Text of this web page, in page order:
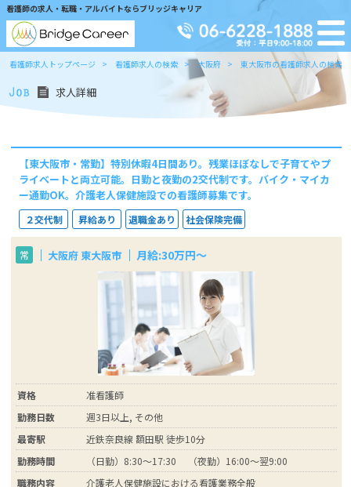
看護師の求人・転職・アルバイトならブリッジキャリア
看護師求人トップページ 看護師求人の検索 大阪府 東大阪市の看護師求人の検索
求人詳細
【東大阪市・常勤】特別休暇4日間あり。残業ほぼなしで子育てやプ
ライベートと両立可能。日勤と夜勤の2交代制です。バイク・マイカ
ー通勤OK。介護老人保健施設での看護師募集です。
２交代制 昇給あり 退職金あり 社会保険完備
常 大阪府 東大阪市 月給:30万円～
資格
准看護師
勤務日数
週3日以上, その他
最寄駅
近鉄奈良線 額田駅 徒歩10分
勤務時間
（日勤）8:30～17:30 （夜勤）16:00～翌9:00
職務内容
介護老人保健施設における看護業務全般